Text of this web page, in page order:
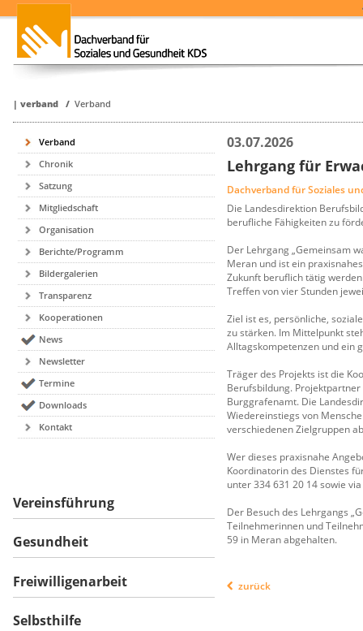
| verband / Verband
Verband
Chronik
Satzung
Mitgliedschaft
Organisation
Berichte/Programm
Bildergalerien
Transparenz
Kooperationen
News
Newsletter
Termine
Downloads
Kontakt
Vereinsführung
Gesundheit
Freiwilligenarbeit
Selbsthilfe
03.07.2026
Lehrgang für
Dachverband für Soziales
Die Landesdirektion
berufliche Fähigkeiten zu
Der Lehrgang „Gemeinsam
Meran und ist ein
Zukunft beruflich tätig
Treffen von vier Stunden
Ziel ist es, persönliche,
zu stärken. Im Mittelpunkt
Alltagskompetenzen und ein
Träger des Projekts ist die
Berufsbildung.
Burggrafenamt. Die
Wiedereinstiegs von
verschiedenen Zielgruppen
Wer dieses praxisnahe
Koordinatorin des Dienstes
unter 334 631 20 14 sowie
Der Besuch des Lehrgangs
Teilnehmerinnen und
59 in Meran abgehalten.
zurück